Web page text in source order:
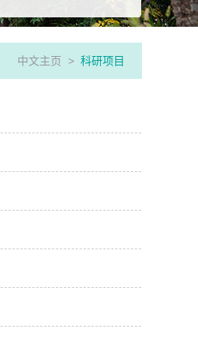
中文主页 > 科研项目